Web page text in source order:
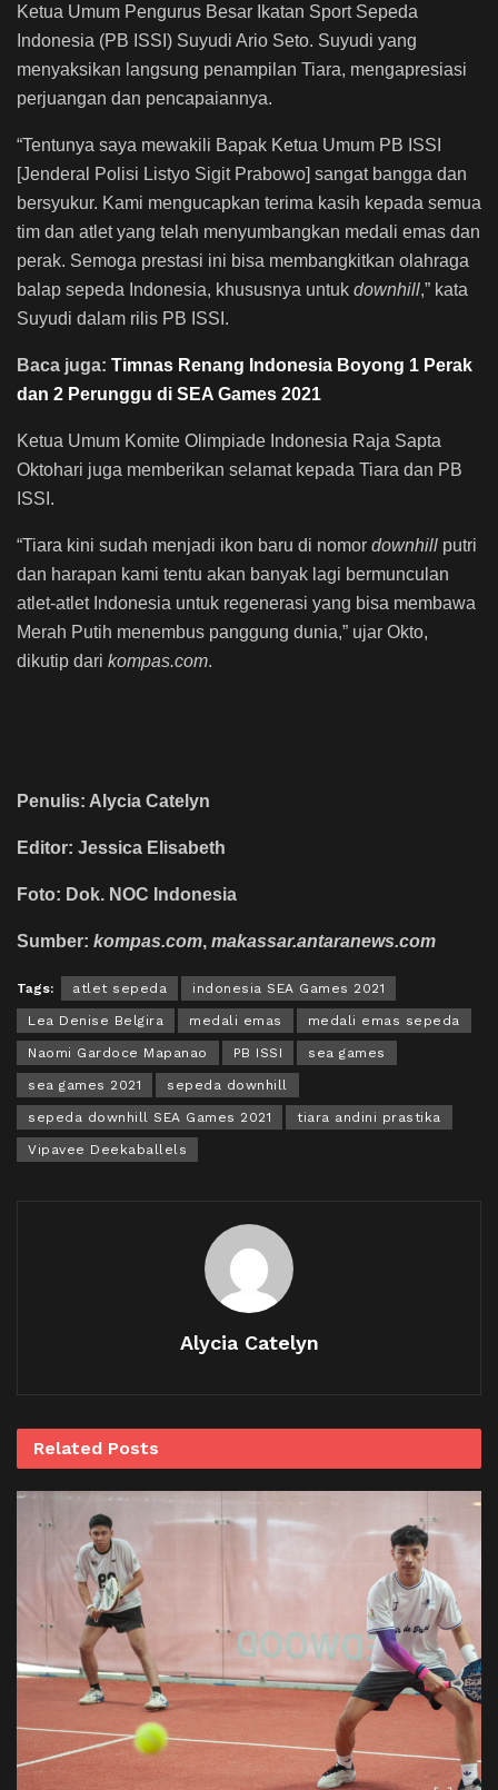
Ketua Umum Pengurus Besar Ikatan Sport Sepeda
Indonesia (PB ISSI) Suyudi Ario Seto. Suyudi yang
menyaksikan langsung penampilan Tiara, mengapresiasi
perjuangan dan pencapaiannya.
“Tentunya saya mewakili Bapak Ketua Umum PB ISSI
[Jenderal Polisi Listyo Sigit Prabowo] sangat bangga dan
bersyukur. Kami mengucapkan terima kasih kepada semua
tim dan atlet yang telah menyumbangkan medali emas dan
perak. Semoga prestasi ini bisa membangkitkan olahraga
balap sepeda Indonesia, khususnya untuk downhill,” kata
Suyudi dalam rilis PB ISSI.
Baca juga: Timnas Renang Indonesia Boyong 1 Perak
dan 2 Perunggu di SEA Games 2021
Ketua Umum Komite Olimpiade Indonesia Raja Sapta
Oktohari juga memberikan selamat kepada Tiara dan PB
ISSI.
“Tiara kini sudah menjadi ikon baru di nomor downhill putri
dan harapan kami tentu akan banyak lagi bermunculan
atlet-atlet Indonesia untuk regenerasi yang bisa membawa
Merah Putih menembus panggung dunia,” ujar Okto,
dikutip dari kompas.com.
Penulis: Alycia Catelyn
Editor: Jessica Elisabeth
Foto: Dok. NOC Indonesia
Sumber: kompas.com, makassar.antaranews.com
Tags: atlet sepeda indonesia SEA Games 2021
Lea Denise Belgira medali emas medali emas sepeda
Naomi Gardoce Mapanao PB ISSI sea games
sea games 2021 sepeda downhill
sepeda downhill SEA Games 2021 tiara andini prastika
Vipavee Deekaballels
Alycia Catelyn
Related Posts